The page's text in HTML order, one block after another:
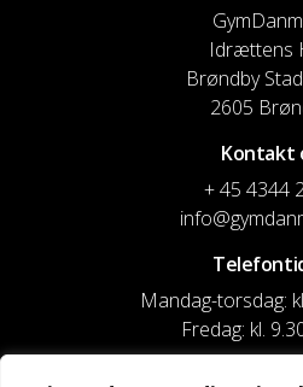
Idrættens
Brøndby
2605
Kontakt
+ 45 4344
Mandag-torsdag:
Fredag: kl.